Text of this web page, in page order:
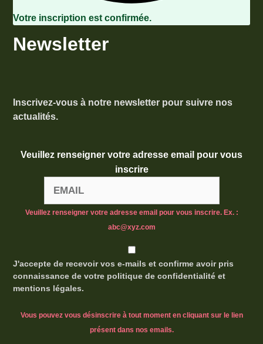
Votre inscription est confirmée.
Newsletter
Inscrivez-vous à notre newsletter pour suivre nos
actualités.
Veuillez renseigner votre adresse email pour vous
inscrire
Veuillez renseigner votre adresse email pour vous inscrire. Ex. :
abc@xyz.com
J'accepte de recevoir vos e-mails et confirme avoir pris
connaissance de votre politique de confidentialité et
mentions légales.
Vous pouvez vous désinscrire à tout moment en cliquant sur le lien
présent dans nos emails.